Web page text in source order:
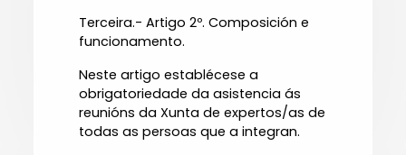
Terceira.- Artigo 2º. Composición e
funcionamento.
Neste artigo establécese a
obrigatoriedade da asistencia ás
reunións da Xunta de expertos/as de
todas as persoas que a integran.